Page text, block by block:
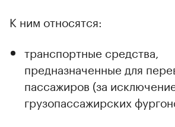
К ним относятся:
транспортные средства,
предназначенные для
пассажиров (за
грузопассажирских